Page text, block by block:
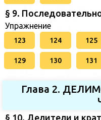
§ 9.
Упражнение
123 124 125
129 130 131
Глава 2.
§ 10. Делители и